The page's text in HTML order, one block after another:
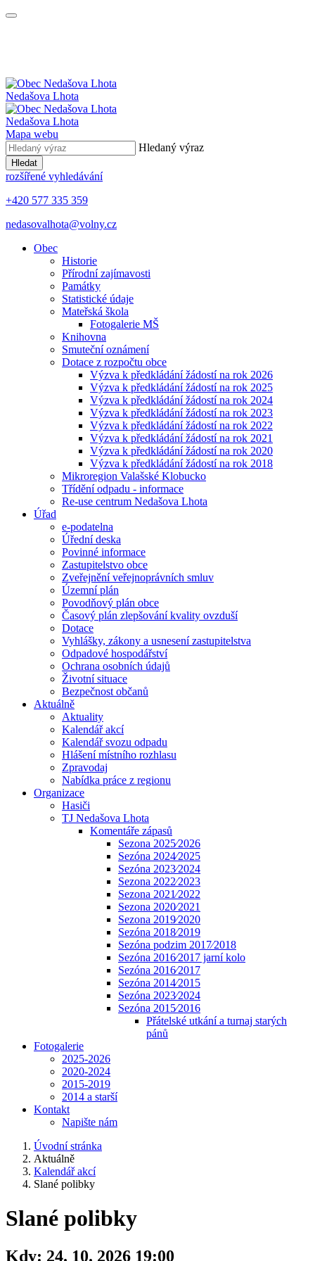
Nedašova Lhota
Nedašova Lhota
Mapa webu
Hledaný výraz
Hledat
rozšířené vyhledávání
+420 577 335 359
nedasovalhota@volny.cz
Obec
Historie
Přírodní zajímavosti
Památky
Statistické údaje
Mateřská škola
Fotogalerie MŠ
Knihovna
Smuteční oznámení
Dotace z rozpočtu obce
Výzva k předkládání žádostí na rok 2026
Výzva k předkládání žádostí na rok 2025
Výzva k předkládání žádostí na rok 2024
Výzva k předkládání žádostí na rok 2023
Výzva k předkládání žádostí na rok 2022
Výzva k předkládání žádostí na rok 2021
Výzva k předkládání žádostí na rok 2020
Výzva k předkládání žádostí na rok 2018
Mikroregion Valašské Klobucko
Třídění odpadu - informace
Re-use centrum Nedašova Lhota
Úřad
e-podatelna
Úřední deska
Povinné informace
Zastupitelstvo obce
Zveřejnění veřejnoprávních smluv
Územní plán
Povodňový plán obce
Časový plán zlepšování kvality ovzduší
Dotace
Vyhlášky, zákony a usnesení zastupitelstva
Odpadové hospodářství
Ochrana osobních údajů
Životní situace
Bezpečnost občanů
Aktuálně
Aktuality
Kalendář akcí
Kalendář svozu odpadu
Hlášení místního rozhlasu
Zpravodaj
Nabídka práce z regionu
Organizace
Hasiči
TJ Nedašova Lhota
Komentáře zápasů
Sezona 2025⁄2026
Sezóna 2024⁄2025
Sezóna 2023⁄2024
Sezona 2022⁄2023
Sezona 2021⁄2022
Sezona 2020⁄2021
Sezona 2019⁄2020
Sezóna 2018⁄2019
Sezóna podzim 2017⁄2018
Sezóna 2016⁄2017 jarní kolo
Sezóna 2016⁄2017
Sezóna 2014⁄2015
Sezóna 2023⁄2024
Sezóna 2015⁄2016
Přátelské utkání a turnaj starých
pánů
Fotogalerie
2025-2026
2020-2024
2015-2019
2014 a starší
Kontakt
Napište nám
Úvodní stránka
Aktuálně
Kalendář akcí
Slané polibky
Slané polibky
Kdy: 24. 10. 2026 19:00